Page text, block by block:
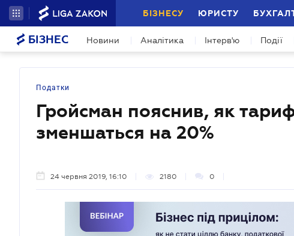
БІЗНЕСУ ЮРИСТУ
БІЗНЕС Новини Аналітика Інтерв'ю Події
Податки
Гройсман пояснив, як
зменшаться на 20%
24 червня 2019, 16:10 2180 0